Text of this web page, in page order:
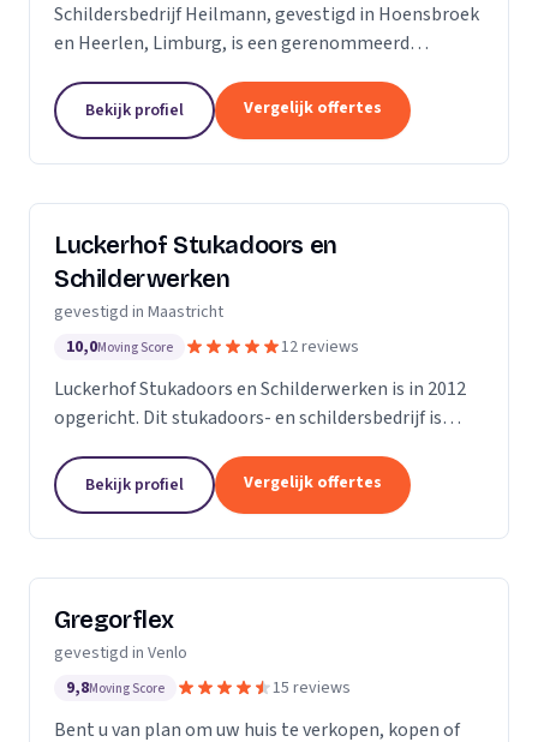
Schildersbedrijf Heilmann, gevestigd in Hoensbroek
en Heerlen, Limburg, is een gerenommeerd
teruggaat tot 1930. Wij onderscheiden ons door
onze...
Bekijk profiel Vergelijk offertes
Luckerhof Stukadoors en
Schilderwerken
gevestigd in Maastricht
10,0Moving Score 12 reviews
Luckerhof Stukadoors en Schilderwerken is in 2012
opgericht. Dit stukadoors- en schildersbedrijf is
Maastricht. Luckerhof Stukadoors en...
Bekijk profiel Vergelijk offertes
Gregorflex
gevestigd in Venlo
9,8Moving Score 15 reviews
Bent u van plan om uw huis te verkopen, kopen of